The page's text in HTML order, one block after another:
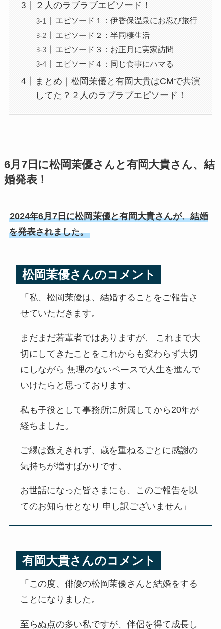
２人のラブラブエピソード！
エピソード１：伊香保温泉にお忍び旅行
エピソード２：半同棲生活
エピソード３：お正月に実家訪問
エピソード４：同じ食事にハマる
まとめ｜松岡茉優と有岡大貴はCMで共演
してた？２人のラブラブエピソード！
6月7日に松岡茉優さんと有岡大貴さん、結
婚発表！
2024年6月7日に松岡茉優と有岡大貴さんが、結婚
を発表されました。
松岡茉優さんのコメント
「私、松岡茉優は、結婚することをご報告さ
せていただきます。
まだまだ若輩者ではありますが、 これまで大
切にしてきたことをこれからも変わらず大切
にしながら 無理のないペースで人生を進んで
いけたらと思っております。
私も子役として事務所に所属してから20年が
経ちました。
ご縁は数えきれず、歳を重ねるごとに感謝の
気持ちが増すばかりです。
お世話になった皆さまにも、このご報告を以
てのお知らせとなり 申し訳ございません」
有岡大貴さんのコメント
「この度、俳優の松岡茉優さんと結婚をする
ことになりました。
至らぬ点の多い私ですが、伴侶を得て成長し